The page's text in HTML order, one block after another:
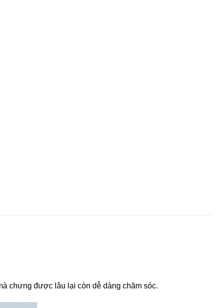
chưng được lâu lại còn dễ dàng chăm sóc.